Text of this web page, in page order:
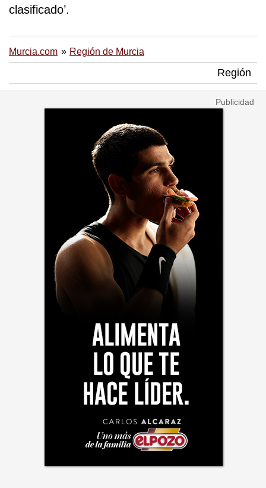
clasificado’.
Murcia.com Región de Murcia
Región